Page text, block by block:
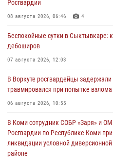
Росгвардии
08 августа 2026, 06:46 4
Беспокойные сутки в Сыктывкаре:
дебоширов
07 августа 2026, 12:03
В Воркуте росгвардейцы
травмировался при попытке взлома
06 августа 2026, 10:55
В Коми сотрудник СОБР «Заря» и
Росгвардии по Республике Коми
ликвидации условной
районе